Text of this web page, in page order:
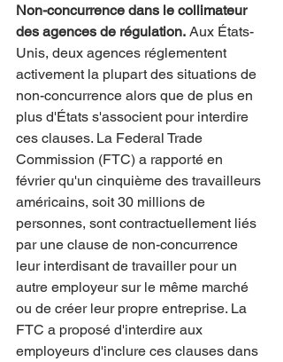
Non-concurrence dans le collimateur
des agences de régulation. Aux États-
Unis, deux agences réglementent
activement la plupart des situations de
non-concurrence alors que de plus en
plus d'États s'associent pour interdire
ces clauses. La Federal Trade
Commission (FTC) a rapporté en
février qu'un cinquième des travailleurs
américains, soit 30 millions de
personnes, sont contractuellement liés
par une clause de non-concurrence
leur interdisant de travailler pour un
autre employeur sur le même marché
ou de créer leur propre entreprise. La
FTC a proposé d'interdire aux
employeurs d'inclure ces clauses dans